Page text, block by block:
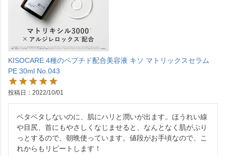
KISOCARE 4種のペプチド配合美容液 キソ マトリックスセラム
PE 30ml No.043
投稿日 2022/10/01
ベタベタしないのに、肌にハリと潤いが出ます。ほうれい線
や目尻、首にもやさしくなじませると、なんとなく肌がぷり
っとするので、朝晩使っています。値段がお手頃なので、こ
れからもリピートします！